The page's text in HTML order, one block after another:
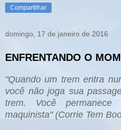
Compartilhar
domingo, 17 de janeiro de 2016
ENFRENTANDO O
"Quando um trem entra
você não joga sua
trem. Você
maquinista" (Corrie Tem